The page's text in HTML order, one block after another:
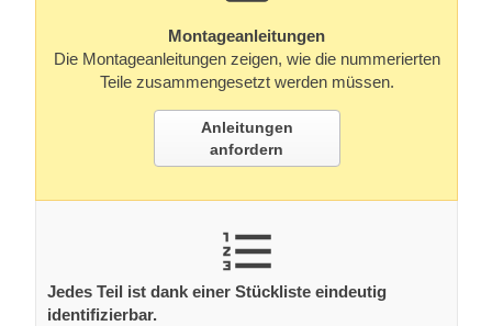
Montageanleitungen
Die Montageanleitungen zeigen, wie die nummerierten
Teile zusammengesetzt werden müssen.
Anleitungen
anfordern
Jedes Teil ist dank einer Stückliste eindeutig
identifizierbar.